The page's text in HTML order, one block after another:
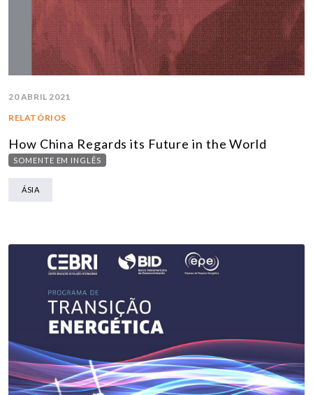
20 ABRIL 2021
RELATÓRIOS
How China Regards its Future in the World
SOMENTE EM INGLÊS
ÁSIA